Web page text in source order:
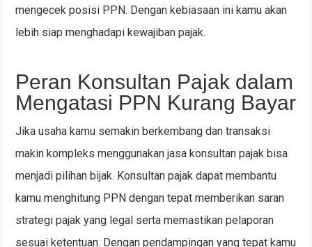
mengecek posisi PPN. Dengan kebiasaan ini kamu akan
lebih siap menghadapi kewajiban pajak.
Peran Konsultan Pajak dalam
Mengatasi PPN Kurang Bayar
Jika usaha kamu semakin berkembang dan transaksi
makin kompleks menggunakan jasa konsultan pajak bisa
menjadi pilihan bijak. Konsultan pajak dapat membantu
kamu menghitung PPN dengan tepat memberikan saran
strategi pajak yang legal serta memastikan pelaporan
sesuai ketentuan. Dengan pendampingan yang tepat kamu